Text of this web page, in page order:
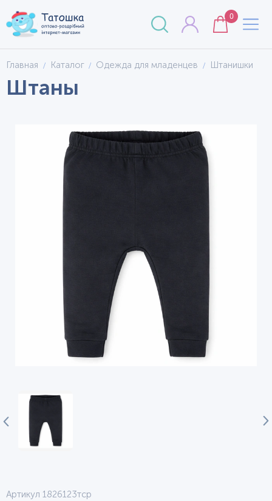
0
Главная Каталог Одежда для младенцев Штанишки
Штаны
Артикул 1826123тср